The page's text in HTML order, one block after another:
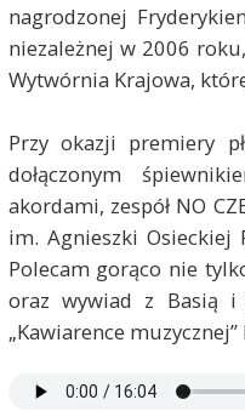
nagrodzonej
niezależnej w 2006
Wytwórnia Krajowa,
Przy okazji premiery
dołączonym
akordami, zespół NO
im. Agnieszki Osieckiej
Polecam gorąco nie
oraz wywiad z Basią
„Kawiarence muzycznej”